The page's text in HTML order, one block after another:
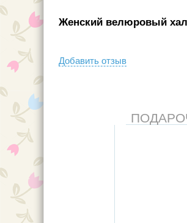
Женский велюровый
Добавить отзыв